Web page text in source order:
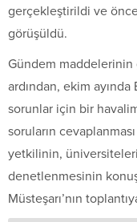
gerçekleştirildi ve
görüşüldü.
Gündem maddelerinin
ardından, ekim
sorunlar için bir
soruların
yetkilinin,
denetlenmesinin
Müsteşarı’nın